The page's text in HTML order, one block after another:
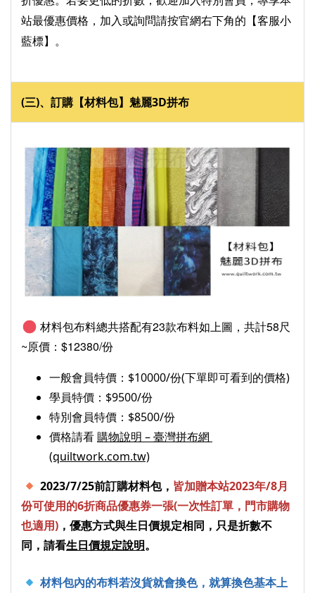
站最優惠價格，加入或詢問請按官網右下角的【客服小
藍標】。
(三)、訂購【材料包】魅麗3D拼布
材料包布料總共搭配有23款布料如上圖，共計58尺
~原價：$12380/份
一般會員特價：$10000/份(下單即可看到的價格)
學員特價：$9500/份
特別會員特價：$8500/份
價格請看 購物說明 – 臺灣拼布網
(quiltwork.com.tw)
2023/7/25前訂購材料包， 皆加贈本站2023年/8月
份可使用的6折商品優惠券一張(一次性訂單，門市購物
也適用) ，優惠方式與生日價規定相同，只是折數不
同，請看生日價規定說明。
材料包內的布料若沒貨就會換色，就算換色基本上